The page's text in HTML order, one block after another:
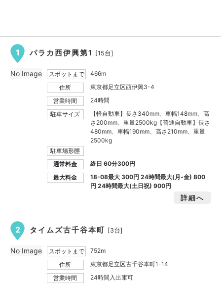
1 パラカ西伊興第1 [15台]
スポットまで
466m
住所
東京都足立区西伊興3-4
営業時間
24時間
駐車サイズ
【軽自動車】長さ340mm、車幅148mm、高
さ200mm、重量2500kg【普通自動車】長さ
480mm、車幅190mm、高さ210mm、重量
2500kg
駐車場形態
通常料金
終日 60分300円
最大料金
18-08最大300円24時間最大(月-金)800
円24時間最大(土日祝)900円
詳細へ
No Image
2 タイムズ古千谷本町 [3台]
スポットまで
752m
住所
東京都足立区古千谷本町1-14
営業時間
24時間入出庫可
No Image